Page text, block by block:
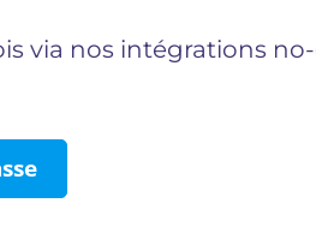
via nos intégrations